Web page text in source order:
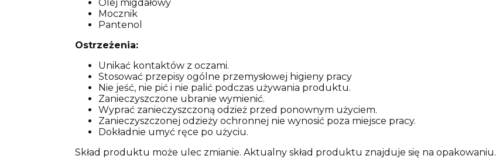
Olej migdałowy
Mocznik
Pantenol
Ostrzeżenia:
Unikać kontaktów z oczami.
Stosować przepisy ogólne przemysłowej higieny pracy
Nie jeść, nie pić i nie palić podczas używania produktu.
Zanieczyszczone ubranie wymienić.
Wyprać zanieczyszczoną odzież przed ponownym użyciem.
Zanieczyszczonej odzieży ochronnej nie wynosić poza miejsce pracy.
Dokładnie umyć ręce po użyciu.
Skład produktu może ulec zmianie. Aktualny skład produktu znajduje się na opakowaniu.